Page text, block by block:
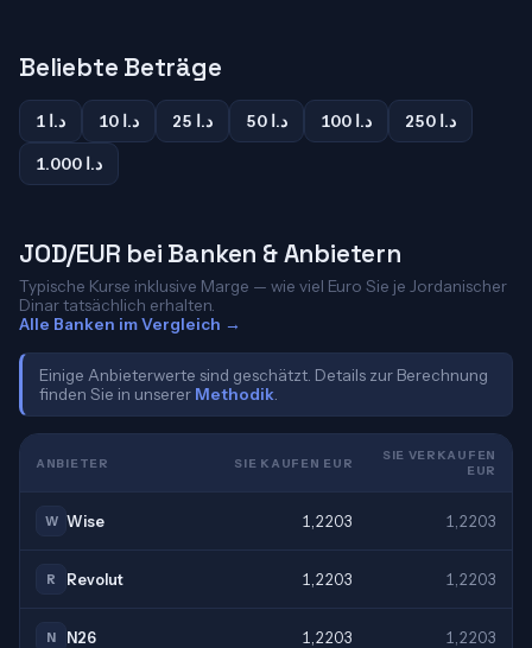
Beliebte Beträge
1 د.ا 10 د.ا 25 د.ا 50 د.ا 100 د.ا
250 د.ا
1.000 د.ا
JOD/EUR bei Banken & Anbietern
Typische Kurse inklusive Marge — wie viel Euro Sie je Jordanischer
Dinar tatsächlich erhalten.
Alle Banken im Vergleich →
Einige Anbieterwerte sind geschätzt. Details zur Berechnung
finden Sie in unserer Methodik
ANBIETER SIE KAUFEN EUR
SIE VERKAUFEN
EUR
W Wise 1,2203 1,2203
R Revolut 1,2203 1,2203
N N26 1,2203 1,2203